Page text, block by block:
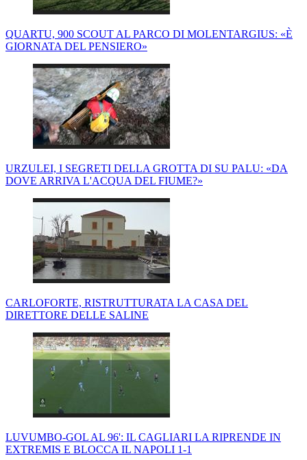
QUARTU, 900 SCOUT AL PARCO DI MOLENTARGIUS: «È
GIORNATA DEL PENSIERO»
URZULEI, I SEGRETI DELLA GROTTA DI SU PALU: «DA
DOVE ARRIVA L'ACQUA DEL FIUME?»
CARLOFORTE, RISTRUTTURATA LA CASA DEL
DIRETTORE DELLE SALINE
LUVUMBO-GOL AL 96': IL CAGLIARI LA RIPRENDE IN
EXTREMIS E BLOCCA IL NAPOLI 1-1